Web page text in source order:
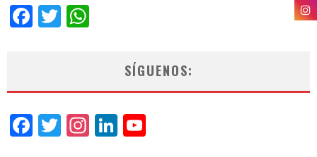
Facebook
Twitter
SÍGUENOS:
Facebook
Twitter
Instagram
LinkedIn